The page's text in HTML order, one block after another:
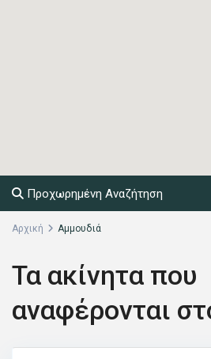
Προχωρημένη Αναζήτηση
Αρχική Αμμουδιά
Τα ακίνητα που
αναφέρονται